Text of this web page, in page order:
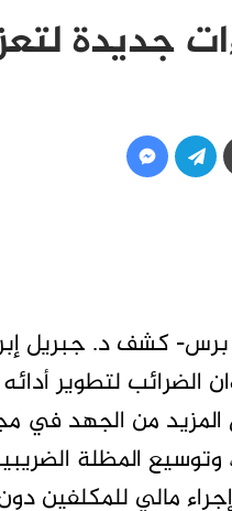
جديدة
كشف د. جبريل
الضرائب لتطوير
من الجهد في
وتوسيع المظلة
مالي للمكلفين